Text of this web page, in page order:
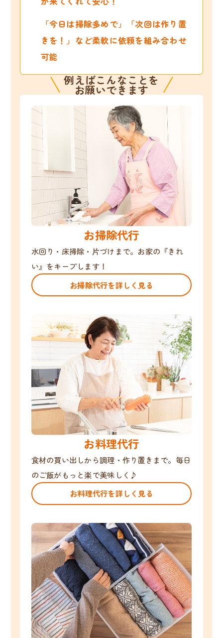
「今日は掃除多めで」「次回は作り置
きを！」など柔軟に依頼を組み合わせ
可能
例えばこんなことを
お願いできます
お掃除代行
水回り・床掃除・片づけまで。お家の『きれ
い』をキープします！
お掃除代行を詳しく見る
お料理代行
食材の買い出しから調理・作り置きまで。毎日
のご飯がもっと楽で美味しく♪
お料理代行を詳しく見る